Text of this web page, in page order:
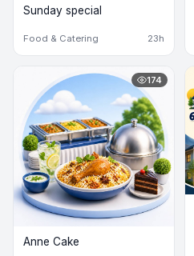
Sunday special
Food & Catering 23h
174
Anne Cake